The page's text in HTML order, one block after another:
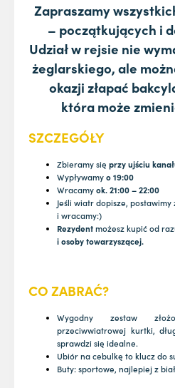
Zapraszamy
– początkujących i
Udział w rejsie nie
żeglarskiego, ale
okazji złapać
która może
SZCZEGÓŁY
Zbieramy się przy ujściu
Wypływamyo 19:00
Wracamyok. 21:00 – 22:00
Jeśli wiatr dopisze,
i wracamy:)
Rezydentmożesz kupić od
i osoby towarzyszącej.
CO ZABRAĆ?
Wygodny zestaw
przeciwwiatrowej kurtki,
sprawdzi się idealne.
Ubiór na cebulkę to klucz do
Buty: sportowe, najlepiej z